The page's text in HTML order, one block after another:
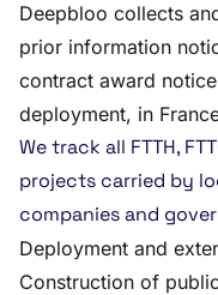
Deepbloo collects
prior information
contract award
deployment, in
We track all FTTH,
projects carried by
companies and
Deployment and
Construction of